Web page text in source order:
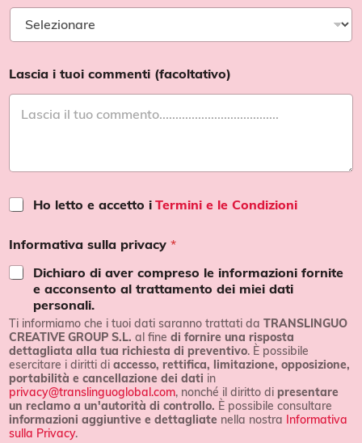
Lascia i tuoi commenti (facoltativo)
o
e
*
c
o
d
i
z
i
o
n
i
T
m
i
n
c
o
n
d
i
z
i
o
Ho letto e accetto i Termini e le Condizioni
Informativa sulla privacy *
Dichiaro di aver compreso le informazioni fornite
e acconsento al trattamento dei miei dati
personali.
Ti informiamo che i tuoi dati saranno trattati da TRANSLINGUO
CREATIVE GROUP S.L. al fine di fornire una risposta
dettagliata alla tua richiesta di preventivo. È possibile
esercitare i diritti di accesso, rettifica, limitazione, opposizione,
portabilità e cancellazione dei dati in
privacy@translinguoglobal.com, nonché il diritto di presentare
un reclamo a un'autorità di controllo. È possibile consultare
informazioni aggiuntive e dettagliate nella nostra Informativa
sulla Privacy.